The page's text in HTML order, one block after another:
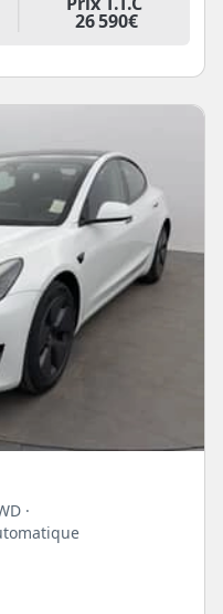
26 590€
·